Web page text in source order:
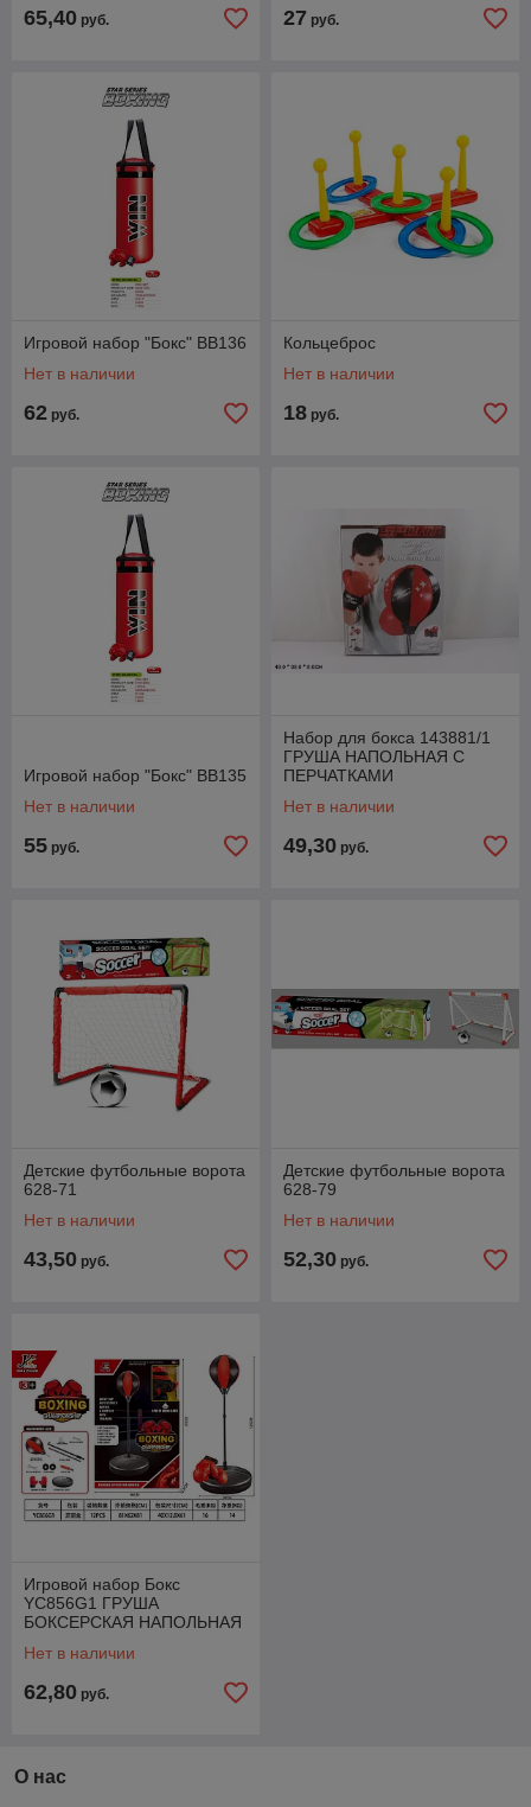
65,40 руб. 27 руб.
Игровой набор "Бокс" ВВ136
Нет в наличии
62 руб.
Кольцеброс
Нет в наличии
18 руб.
Игровой набор "Бокс" BB135
Нет в наличии
55 руб.
Набор для бокса 143881/1
ГРУША НАПОЛЬНАЯ С
ПЕРЧАТКАМИ
Нет в наличии
49,30 руб.
Детские футбольные ворота
628-71
Нет в наличии
43,50 руб.
Детские футбольные ворота
628-79
Нет в наличии
52,30 руб.
Игровой набор Бокс
YC856G1 ГРУША
БОКСЕРСКАЯ НАПОЛЬНАЯ
Нет в наличии
62,80 руб.
О нас